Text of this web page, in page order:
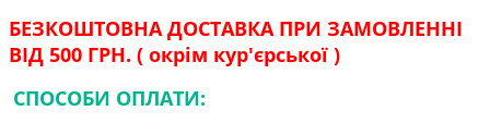
БЕЗКОШТОВНА ДОСТАВКА ПРИ ЗАМОВЛЕННІ
ВІД 500 ГРН. ( окрім кур'єрської )
СПОСОБИ ОПЛАТИ: